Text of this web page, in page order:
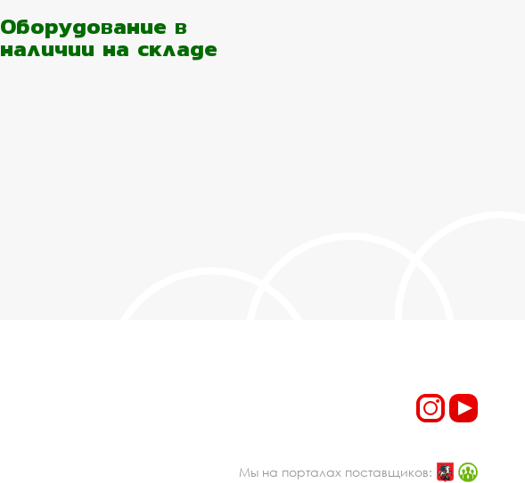
Оборудование в
наличии на складе
Мы на порталах поставщиков: